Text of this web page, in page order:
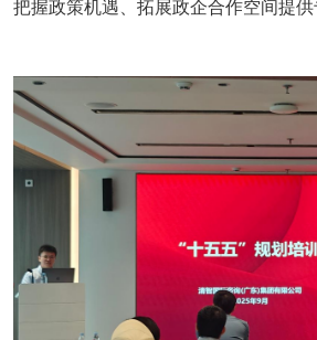
把握政策机遇、拓展政企合作空间提供